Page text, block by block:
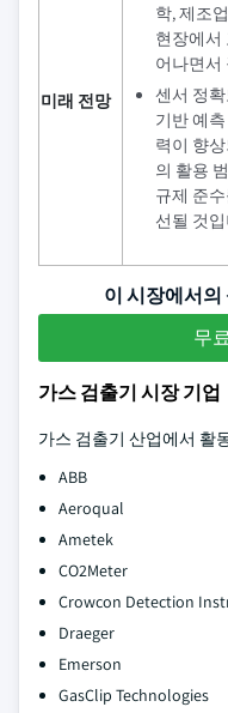
미래 전망
학, 제조
현장에서
어나면서
센서 정
기반 예
력이 향
의 활용
규제 준
선될 것
이 시장에서의
무
가스 검출기 시장 기업
가스 검출기 산업에서 활
ABB
Aeroqual
Ametek
CO2Meter
Crowcon Detection
Draeger
Emerson
GasClip Technologies